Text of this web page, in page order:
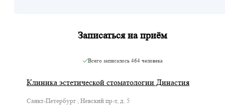
Записаться на приём
Всего записалось464 человека
Клиника эстетической стоматологии Династия
Санкт-Петербург , Невский пр-т, д. 5